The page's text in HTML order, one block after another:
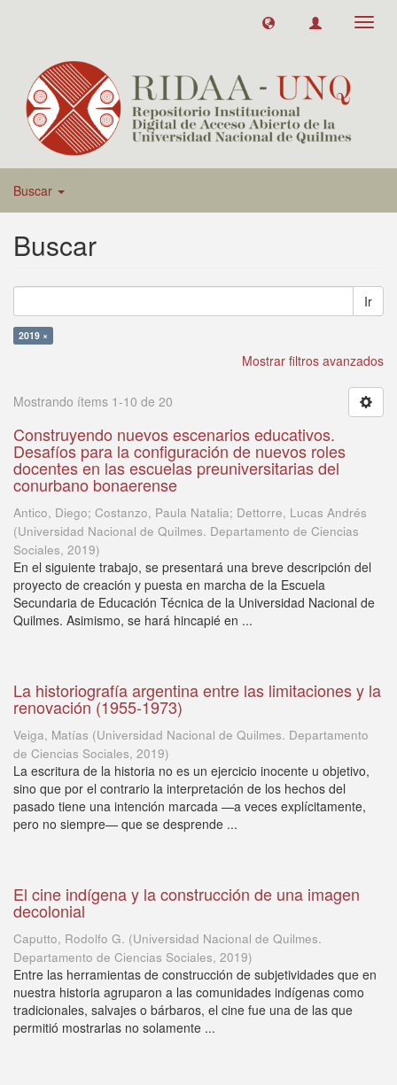
Buscar
Buscar
Ir
2019 ×
Mostrar filtros avanzados
Mostrando ítems 1-10 de 20
Construyendo nuevos escenarios educativos.
Desafíos para la configuración de nuevos roles
docentes en las escuelas preuniversitarias del
conurbano bonaerense
Antico, Diego; Costanzo, Paula Natalia; Dettorre, Lucas Andrés
(Universidad Nacional de Quilmes. Departamento de Ciencias
Sociales, 2019)
En el siguiente trabajo, se presentará una breve descripción del
proyecto de creación y puesta en marcha de la Escuela
Secundaria de Educación Técnica de la Universidad Nacional de
Quilmes. Asimismo, se hará hincapié en ...
La historiografía argentina entre las limitaciones y la
renovación (1955-1973)
Veiga, Matías (Universidad Nacional de Quilmes. Departamento
de Ciencias Sociales, 2019)
La escritura de la historia no es un ejercicio inocente u objetivo,
sino que por el contrario la interpretación de los hechos del
pasado tiene una intención marcada —a veces explícitamente,
pero no siempre— que se desprende ...
El cine indígena y la construcción de una imagen
decolonial
Caputto, Rodolfo G. (Universidad Nacional de Quilmes.
Departamento de Ciencias Sociales, 2019)
Entre las herramientas de construcción de subjetividades que en
nuestra historia agruparon a las comunidades indígenas como
tradicionales, salvajes o bárbaros, el cine fue una de las que
permitió mostrarlas no solamente ...